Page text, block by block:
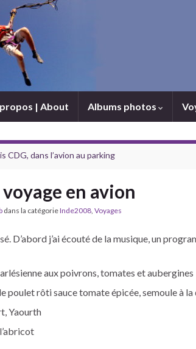
| About Albums photos
CDG, dans l’avion au parking
voyage en avion
dans la catégorieInde2008, Voyages
D’abord j’ai écouté de la musique, un
aux poivrons, tomates et aubergines
poulet rôti sauce tomate épicée, semoule à
Yaourth